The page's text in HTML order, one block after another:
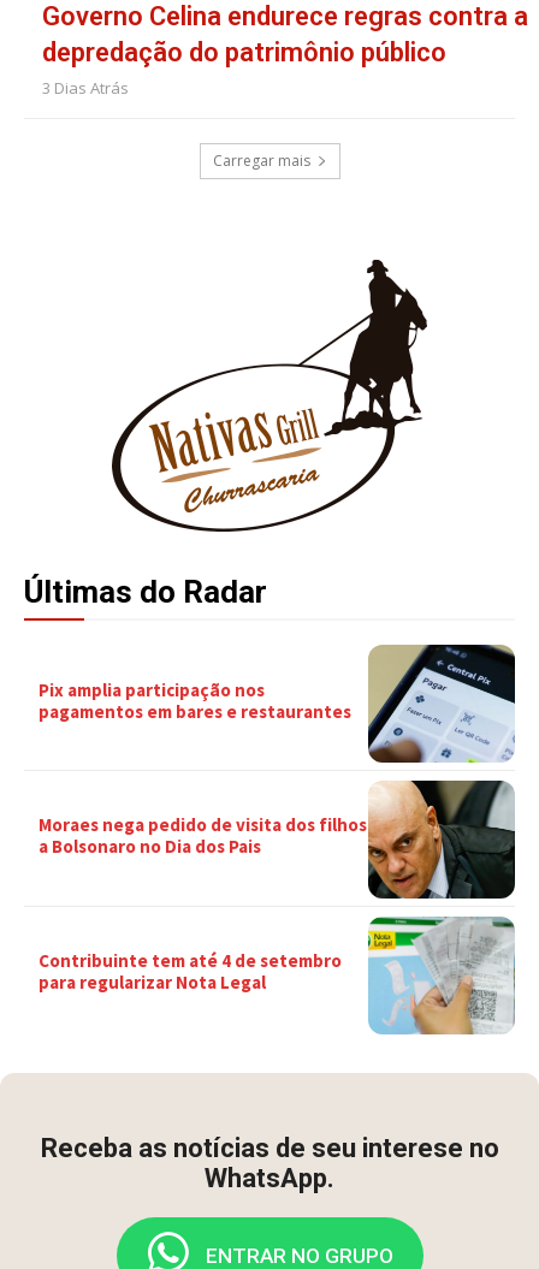
Governo Celina endurece regras contra a
depredação do patrimônio público
3 Dias Atrás
Carregar mais
Últimas do Radar
Pix amplia participação nos
pagamentos em bares e restaurantes
Moraes nega pedido de visita dos filhos
a Bolsonaro no Dia dos Pais
Contribuinte tem até 4 de setembro
para regularizar Nota Legal
Receba as notícias de seu interese no
WhatsApp.
ENTRAR NO GRUPO